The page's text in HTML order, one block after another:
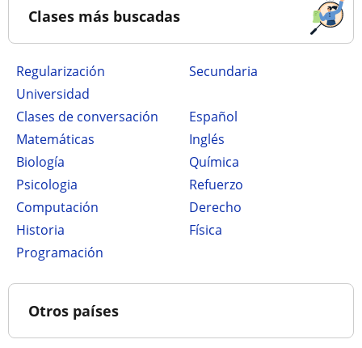
Clases más buscadas
Regularización
secundaria
Universidad
Clases de conversación
Español
Matemáticas
Inglés
Biología
Química
Psicologia
Refuerzo
Computación
Derecho
Historia
Física
Programación
Otros países